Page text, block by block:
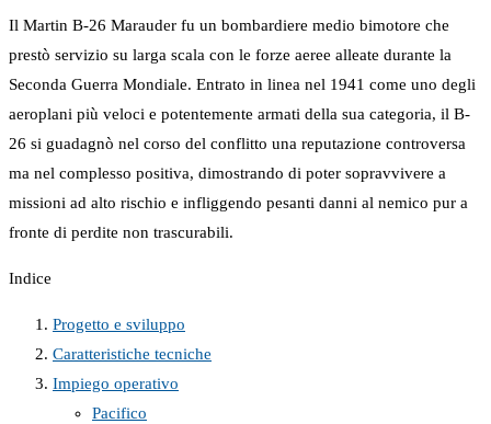
Il Martin B-26 Marauder fu un bombardiere medio bimotore che
prestò servizio su larga scala con le forze aeree alleate durante la
Seconda Guerra Mondiale. Entrato in linea nel 1941 come uno degli
aeroplani più veloci e potentemente armati della sua categoria, il B-
26 si guadagnò nel corso del conflitto una reputazione controversa
ma nel complesso positiva, dimostrando di poter sopravvivere a
missioni ad alto rischio e infliggendo pesanti danni al nemico pur a
fronte di perdite non trascurabili.
Indice
Progetto e sviluppo
Caratteristiche tecniche
Impiego operativo
Pacifico